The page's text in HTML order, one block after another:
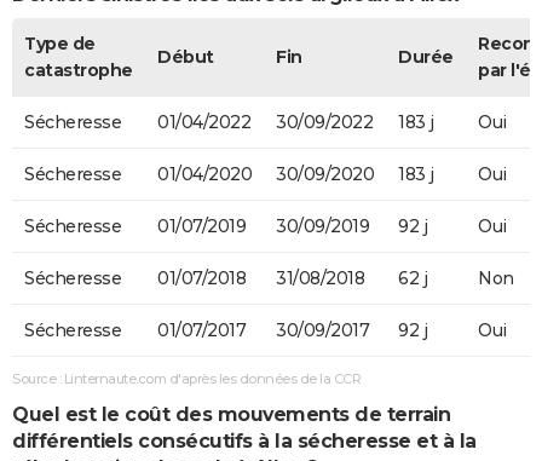
Type de
catastrophe
Début Fin Durée
par
Sécheresse 01/04/2022 30/09/2022 183 j Oui
Sécheresse 01/04/2020 30/09/2020 183 j Oui
Sécheresse 01/07/2019 30/09/2019 92 j Oui
Sécheresse 01/07/2018 31/08/2018 62 j Non
Sécheresse 01/07/2017 30/09/2017 92 j Oui
Source : Linternaute.com d'après les données de la CCR
Quel est le coût des mouvements de terrain
différentiels consécutifs à la sécheresse et à la